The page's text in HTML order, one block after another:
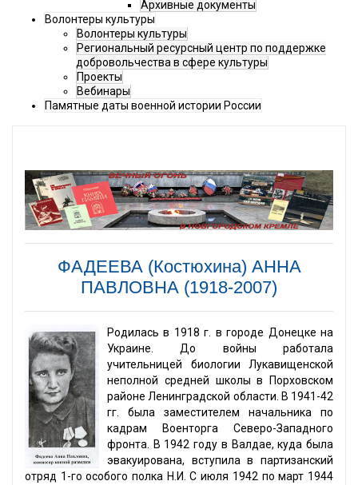
Архивные документы
Волонтеры культуры
Волонтеры культуры
Региональный ресурсный центр по поддержке
добровольчества в сфере культуры
Проекты
Вебинары
Памятные даты военной истории России
ФАДЕЕВА (Костюхина) АННА
ПАВЛОВНА (1918-2007)
Родилась в 1918 г. в городе Донецке на
Украине. До войны работала
учительницей биологии Лукавищенской
неполной средней школы в Порховском
районе Ленинградской области. В 1941-42
гг. была заместителем начальника по
кадрам Военторга Северо-Западного
фронта. В 1942 году в Валдае, куда была
эвакуирована, вступила в партизанский
отряд 1-го особого полка Н.И. С июля 1942 по март 1944